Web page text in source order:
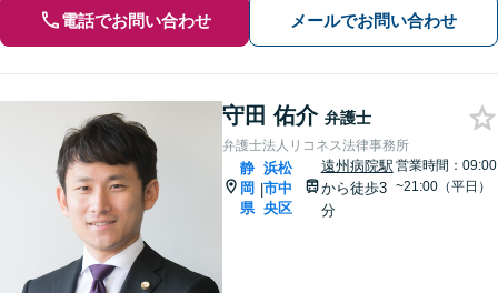
電話でお問い合わせ メールでお問い合わせ
守田 佑介 弁護士
弁護士法人リコネス法律事務所
静
岡
県
|
浜松
市中
央区
遠州病院駅
から徒歩3
分
営業時間：09:00
~21:00（平日）